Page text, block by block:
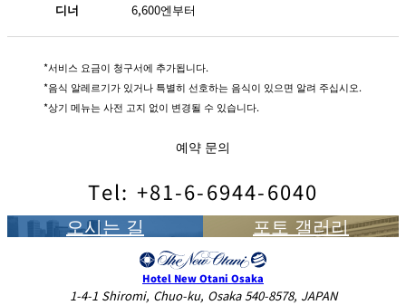
디너 6,600엔부터
서비스 요금이 청구서에 추가됩니다.
음식 알레르기가 있거나 특별히 선호하는 음식이 있으면 알려 주십시오.
상기 메뉴는 사전 고지 없이 변경될 수 있습니다.
예약 문의
Tel: +81-6-6944-6040
오시는 길 포토 갤러리
Hotel New Otani Osaka
1-4-1 Shiromi, Chuo-ku, Osaka 540-8578, JAPAN